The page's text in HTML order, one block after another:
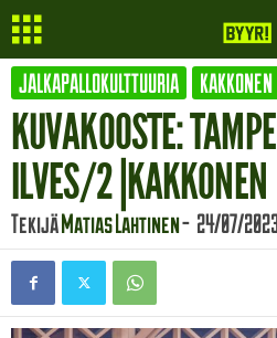
JALKAPALLOKULTTUURIA KAKKONEN
KUVAKOOSTE:
ILVES/2 |KAKKONEN
TekijäMatias Lahtinen- 24/07/